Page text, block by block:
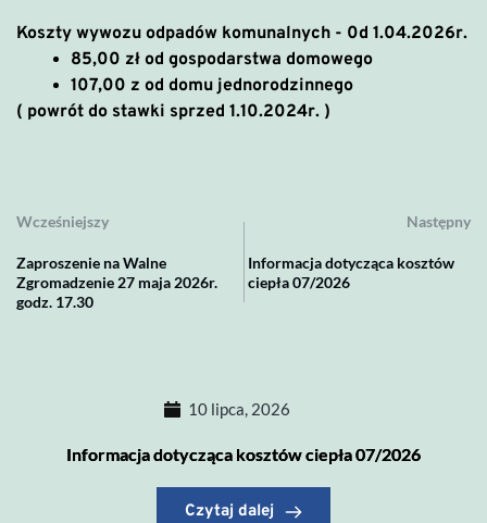
Koszty wywozu odpadów komunalnych - 0d 1.04.2026r.
85,00 zł od gospodarstwa domowego
107,00 z od domu jednorodzinnego
( powrót do stawki sprzed 1.10.2024r. )
Wcześniejszy Następny
Zaproszenie na Walne
Zgromadzenie 27 maja 2026r.
godz. 17.30
Informacja dotycząca kosztów
ciepła 07/2026
10 lipca, 2026
Informacja dotycząca kosztów ciepła 07/2026
Czytaj dalej